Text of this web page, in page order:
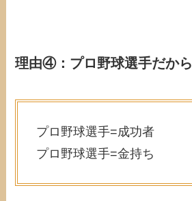
理由④：プロ野球選手だから
プロ野球選手=成功者
プロ野球選手=金持ち